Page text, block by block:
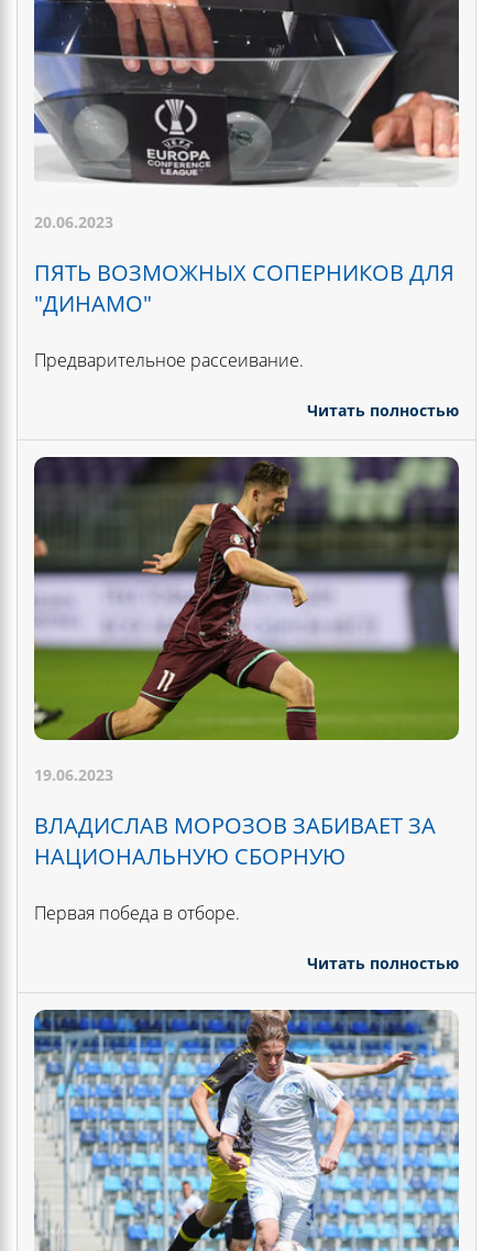
20.06.2023
ПЯТЬ ВОЗМОЖНЫХ СОПЕРНИКОВ ДЛЯ
"ДИНАМО"
Предварительное рассеивание.
Читать полностью
19.06.2023
ВЛАДИСЛАВ МОРОЗОВ ЗАБИВАЕТ ЗА
НАЦИОНАЛЬНУЮ СБОРНУЮ
Первая победа в отборе.
Читать полностью